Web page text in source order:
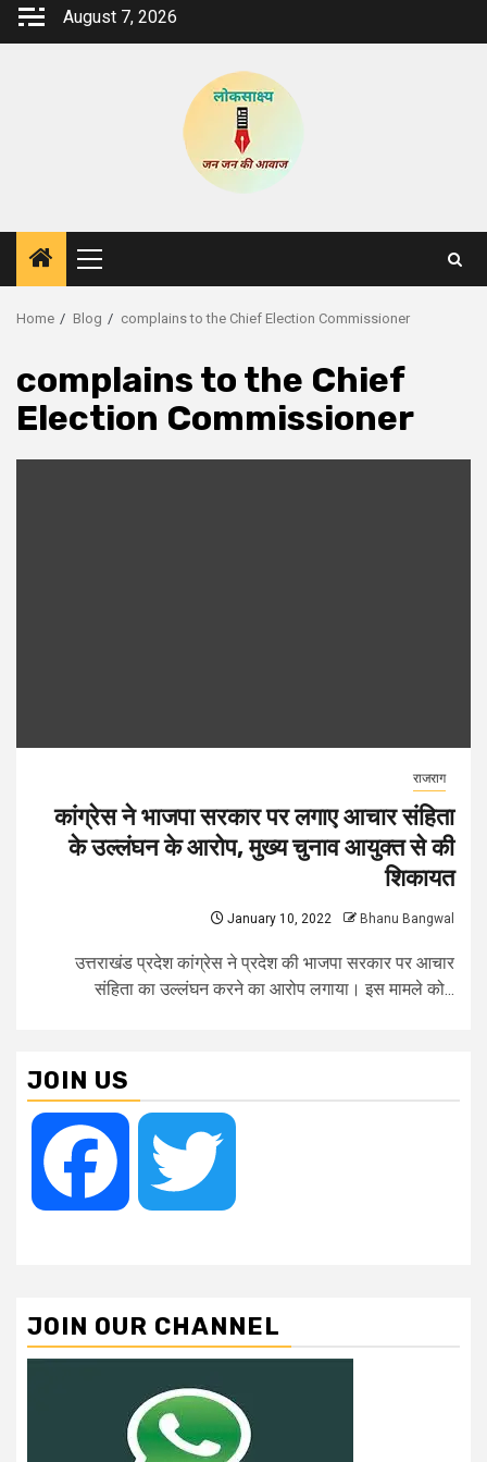
Skip
August 7, 2026
Primary
Menu
Home Blog complains to the Chief Election Commissioner
complains to the Chief
Election Commissioner
राजराग
कांग्रेस ने भाजपा सरकार पर लगाए आचार संहिता
के उल्लंघन के आरोप, मुख्य चुनाव आयुक्त से की
शिकायत
January 10, 2022 Bhanu Bangwal
उत्तराखंड प्रदेश कांग्रेस ने प्रदेश की भाजपा सरकार पर आचार
संहिता का उल्लंघन करने का आरोप लगाया। इस मामले को...
JOIN US
Facebook
JOIN OUR CHANNEL